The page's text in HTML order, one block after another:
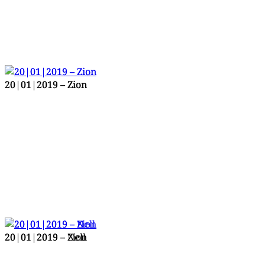
20|01|2019 – Zion
20|01|2019 – Zion
20|01|2019 – Nell
20|01|2019 – Zion